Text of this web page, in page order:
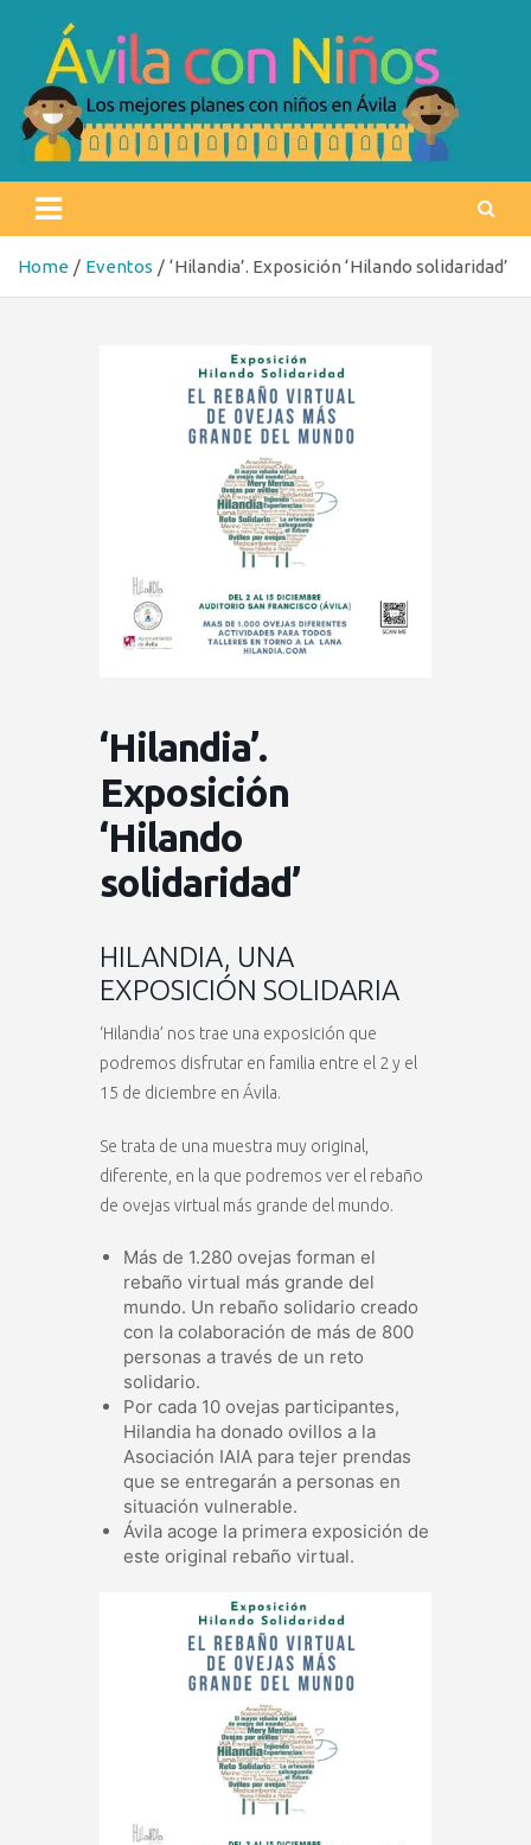
content
Ávila con niños
Home Eventos ‘Hilandia’. Exposición ‘Hilando solidaridad’
‘Hilandia’.
Exposición
‘Hilando
solidaridad’
HILANDIA, UNA
EXPOSICIÓN SOLIDARIA
‘Hilandia’ nos trae una exposición que
podremos disfrutar en familia entre el 2 y el
15 de diciembre en Ávila.
Se trata de una muestra muy original,
diferente, en la que podremos ver el rebaño
de ovejas virtual más grande del mundo.
Más de 1.280 ovejas forman el
rebaño virtual más grande del
mundo. Un rebaño solidario creado
con la colaboración de más de 800
personas a través de un reto
solidario.
Por cada 10 ovejas participantes,
Hilandia ha donado ovillos a la
Asociación IAIA para tejer prendas
que se entregarán a personas en
situación vulnerable.
Ávila acoge la primera exposición de
este original rebaño virtual.